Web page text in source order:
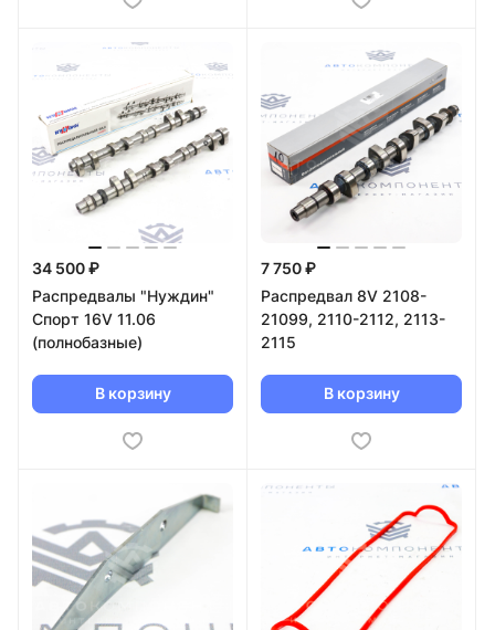
34 500 ₽
Распредвалы "Нуждин"
Спорт 16V 11.06
(полнобазные)
В корзину
7 750 ₽
Распредвал 8V 2108-
21099, 2110-2112, 2113-
2115
В корзину